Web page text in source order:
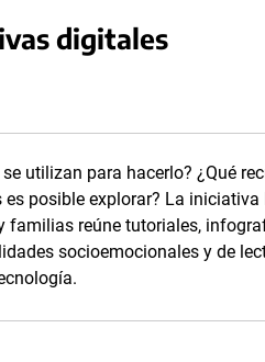
digitales
utilizan para hacerlo? ¿Qué
posible explorar? La
familias reúne tutoriales,
socioemocionales y de